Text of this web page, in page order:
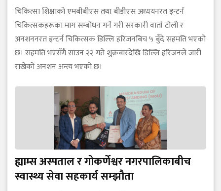
चिकित्सा शिक्षाको एमबीबीएस तथा बीडीएस अध्ययनरत इन्टर्न
चिकित्सकहरूका माग सम्बोधन गर्ने गरी सरकारी वार्ता टोली र
अनशननरत इन्टर्न चिकित्सक डिल्लि हरिजनबिच ५ बुँदे सहमति भएको
छ। सहमति भएसँगै साउन २२ गते शुक्रबारदेखि डिल्लि हरिजनले जारी
राखेको अनशन अन्त्य भएको छ।
ह्याम्स अस्पताल र गोकर्णेश्वर नगरपालिकाबीच
स्वास्थ्य सेवा सहकार्य सम्झौता